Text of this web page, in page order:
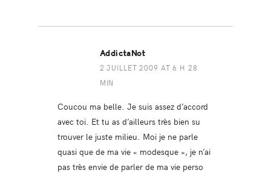
AddictaNot
2 JUILLET 2009 AT 6 H 28
MIN
Coucou ma belle. Je suis assez d’accord
avec toi. Et tu as d’ailleurs très bien su
trouver le juste milieu. Moi je ne parle
quasi que de ma vie « modesque », je n’ai
pas très envie de parler de ma vie perso